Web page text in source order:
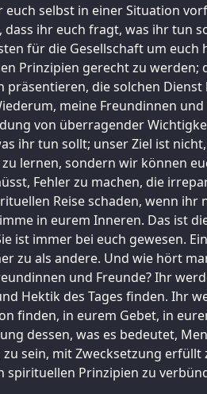
euch selbst in einer Situation
dass ihr euch fragt, was ihr tun
für die Gesellschaft um euch
Prinzipien gerecht zu werden;
präsentieren, die solchen
meine Freundinnen
von überragender
ihr tun sollt; unser Ziel ist
lernen, sondern wir können
Fehler zu machen, die
Reise schaden, wenn
in eurem Inneren. Das ist
ist immer bei euch gewesen.
zu als andere. Und wie hört
und Freunde? Ihr
Hektik des Tages finden. Ihr
finden, in eurem Gebet, in
dessen, was es bedeutet,
zu sein, mit Zwecksetzung
spirituellen Prinzipien zu